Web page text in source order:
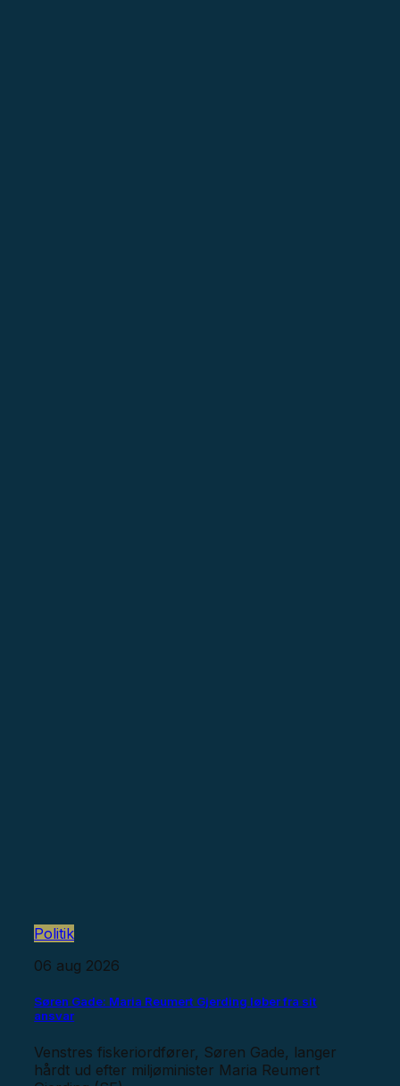
Politik
06 aug 2026
Søren Gade: Maria Reumert Gjerding løber fra sit
ansvar
Venstres fiskeriordfører, Søren Gade, langer
hårdt ud efter miljøminister Maria Reumert